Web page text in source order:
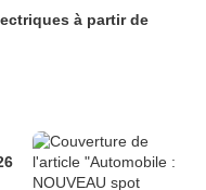
à partir de